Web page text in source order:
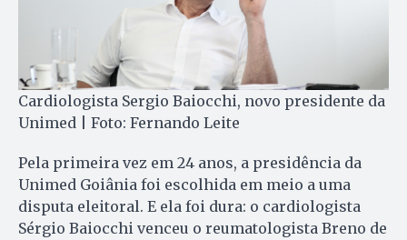
Cardiologista Sergio Baiocchi, novo presidente da
Unimed | Foto: Fernando Leite
Pela primeira vez em 24 anos, a presidência da
Unimed Goiânia foi escolhida em meio a uma
disputa eleitoral. E ela foi dura: o cardiologista
Sérgio Baiocchi venceu o reumatologista Breno de